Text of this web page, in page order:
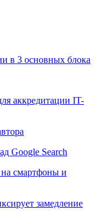
в 3 основных блока
аккредитации IT-
Google Search
на смартфоны и
замедление